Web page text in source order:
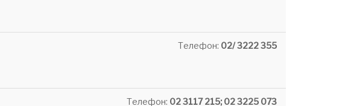
Телефон: 02/ 3222 355
Телефон: 02 3117 215; 02 3225 073